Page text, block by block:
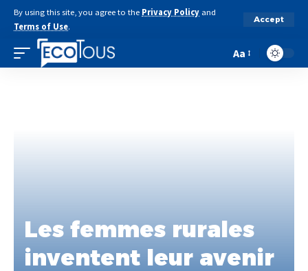
By using this site, you agree to the Privacy Policy and
Terms of Use.
Accept
Aa
Les femmes rurales
inventent leur avenir